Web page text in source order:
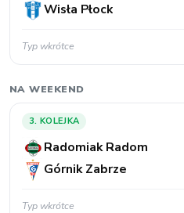
Wisła Płock
Typ wkrótce
NA WEEKEND
3. KOLEJKA
Radomiak Radom
Górnik Zabrze
Typ wkrótce